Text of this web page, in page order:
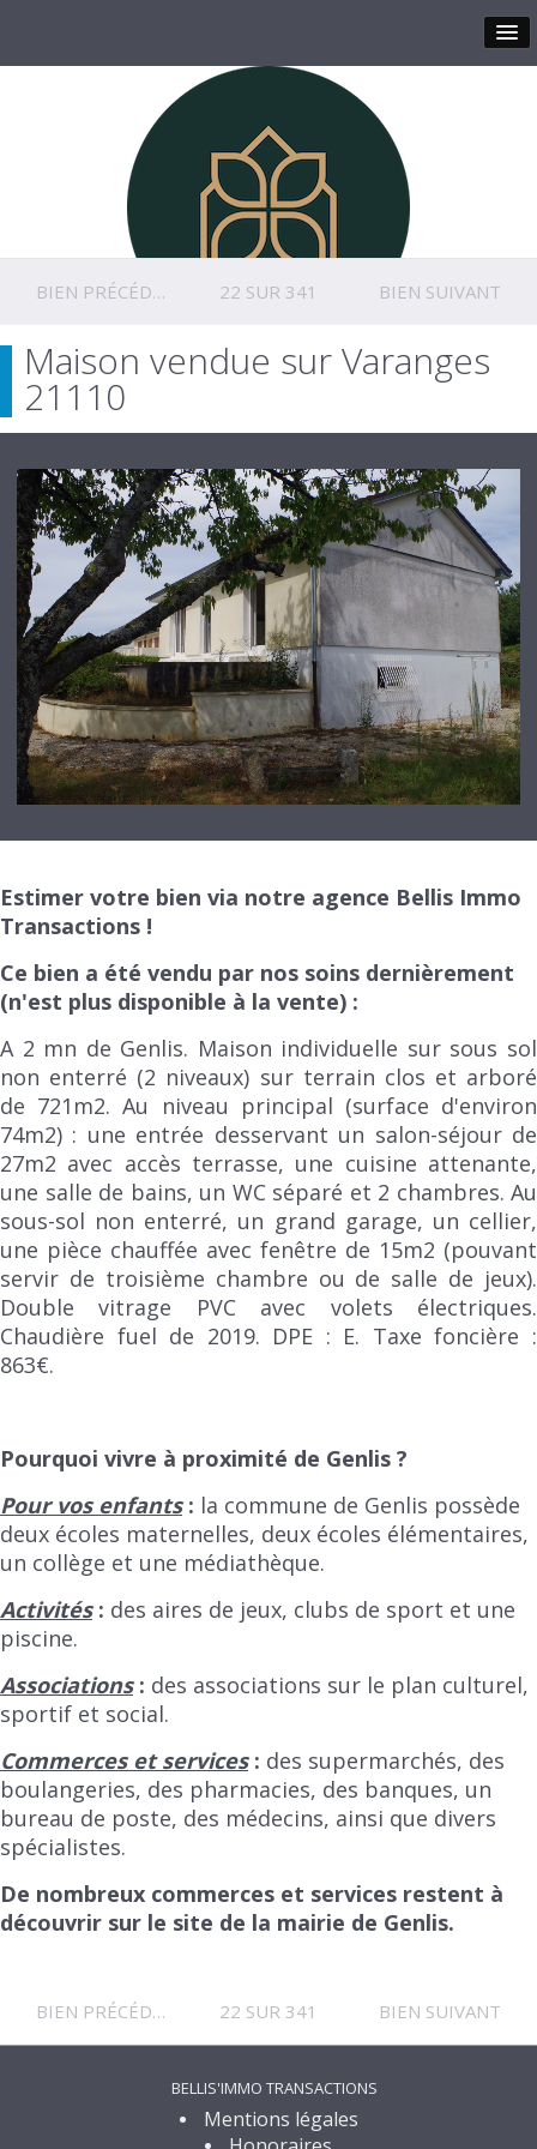
BIEN PRÉCÉDENT 22 SUR 341 BIEN SUIVANT
Maison vendue sur Varanges
21110
Estimer votre bien via notre agence Bellis Immo
Transactions !
Ce bien a été vendu par nos soins dernièrement
(n'est plus disponible à la vente) :
A 2 mn de Genlis. Maison individuelle sur sous sol
non enterré (2 niveaux) sur terrain clos et arboré
de 721m2. Au niveau principal (surface d'environ
74m2) : une entrée desservant un salon-séjour de
27m2 avec accès terrasse, une cuisine attenante,
une salle de bains, un WC séparé et 2 chambres. Au
sous-sol non enterré, un grand garage, un cellier,
une pièce chauffée avec fenêtre de 15m2 (pouvant
servir de troisième chambre ou de salle de jeux).
Double vitrage PVC avec volets électriques.
Chaudière fuel de 2019. DPE : E. Taxe foncière :
863€.
Pourquoi vivre à proximité de Genlis ?
Pour vos enfants: la commune de Genlis possède
deux écoles maternelles, deux écoles élémentaires,
un collège et une médiathèque.
Activités: des aires de jeux, clubs de sport et une
piscine.
Associations: des associations sur le plan culturel,
sportif et social.
Commerces et services: des supermarchés, des
boulangeries, des pharmacies, des banques, un
bureau de poste, des médecins, ainsi que divers
spécialistes.
De nombreux commerces et services restent à
découvrir sur le site de la mairie de Genlis.
BIEN PRÉCÉDENT 22 SUR 341 BIEN SUIVANT
BELLIS'IMMO TRANSACTIONS
Mentions légales